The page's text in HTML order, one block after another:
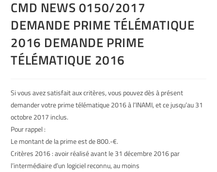
CMD NEWS 0150/2017
DEMANDE PRIME TÉLÉMATIQUE
2016 DEMANDE PRIME
TÉLÉMATIQUE 2016
Si vous avez satisfait aux critères, vous pouvez dès à présent
demander votre prime télématique 2016 à l’INAMI, et ce jusqu’au 31
octobre 2017 inclus.
Pour rappel :
Le montant de la prime est de 800.-€.
Critères 2016 : avoir réalisé avant le 31 décembre 2016 par
l’intermédiaire d’un logiciel reconnu, au moins